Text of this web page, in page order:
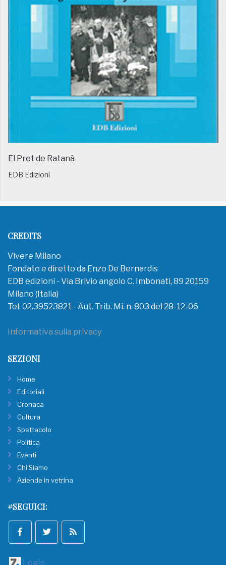
El Pret de Ratanà
EDB Edizioni
CREDITS
Vivere Milano
Fondato e diretto da Enzo De Bernardis
EDB edizioni - Via Brivio angolo C. Imbonati, 89 20159
Milano (Italia)
Tel. 02.39523821 - Aut. Trib. Mi. n. 803 del 28-12-06
Informativa sulla privacy
SEZIONI
Home
Editoriali
Cronaca
Cultura
Spettacolo
Politica
Eventi
Chi Siamo
Aziende in vetrina
#SEGUICI:
Login